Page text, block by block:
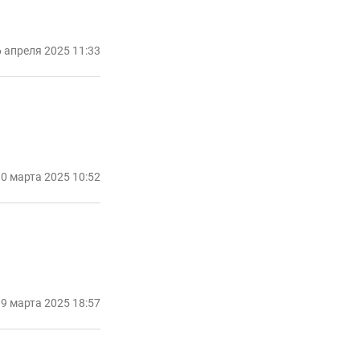
апреля 2025 11:33
марта 2025 10:52
9 марта 2025 18:57